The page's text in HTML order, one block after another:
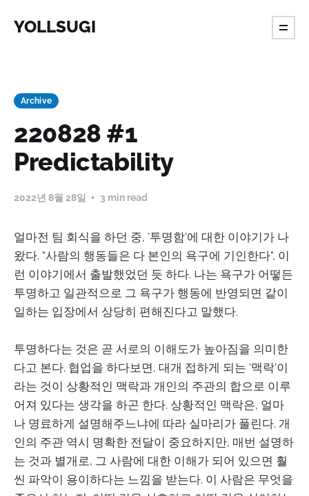
YOLLSUGI
Archive
220828 #1
Predictability
2022년 8월 28일 3 min read
얼마전 팀 회식을 하던 중, '투명함'에 대한 이야기가 나
왔다. "사람의 행동들은 다 본인의 욕구에 기인한다", 이
런 이야기에서 출발했었던 듯 하다. 나는 욕구가 어떻든
투명하고 일관적으로 그 욕구가 행동에 반영되면 같이
일하는 입장에서 상당히 편해진다고 말했다.
투명하다는 것은 곧 서로의 이해도가 높아짐을 의미한
다고 본다. 협업을 하다보면, 대개 접하게 되는 '맥락'이
라는 것이 상황적인 맥락과 개인의 주관의 합으로 이루
어져 있다는 생각을 하곤 한다. 상황적인 맥락은, 얼마
나 명료하게 설명해주느냐에 따라 실마리가 풀린다. 개
인의 주관 역시 명확한 전달이 중요하지만, 매번 설명하
는 것과 별개로, 그 사람에 대한 이해가 되어 있으면 훨
씬 파악이 용이하다는 느낌을 받는다. 이 사람은 무엇을